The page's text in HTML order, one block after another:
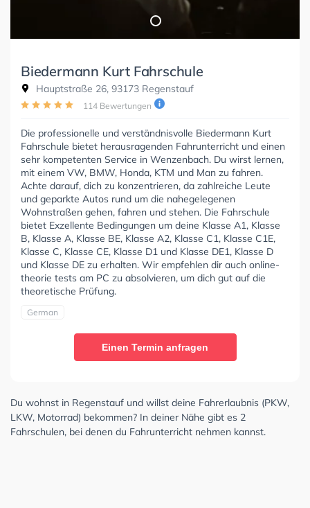
Biedermann Kurt Fahrschule
Hauptstraße 26, 93173 Regenstauf
114 Bewertungen
Die professionelle und verständnisvolle Biedermann Kurt
Fahrschule bietet herausragenden Fahrunterricht und einen
sehr kompetenten Service in Wenzenbach. Du wirst lernen,
mit einem VW, BMW, Honda, KTM und Man zu fahren.
Achte darauf, dich zu konzentrieren, da zahlreiche Leute
und geparkte Autos rund um die nahegelegenen
Wohnstraßen gehen, fahren und stehen. Die Fahrschule
bietet Exzellente Bedingungen um deine Klasse A1, Klasse
B, Klasse A, Klasse BE, Klasse A2, Klasse C1, Klasse C1E,
Klasse C, Klasse CE, Klasse D1 und Klasse DE1, Klasse D
und Klasse DE zu erhalten. Wir empfehlen dir auch online-
theorie tests am PC zu absolvieren, um dich gut auf die
theoretische Prüfung.
German
Einen Termin anfragen
Du wohnst in Regenstauf und willst deine Fahrerlaubnis (PKW,
LKW, Motorrad) bekommen? In deiner Nähe gibt es 2
Fahrschulen, bei denen du Fahrunterricht nehmen kannst.